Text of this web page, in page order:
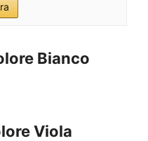
Bianco
Viola